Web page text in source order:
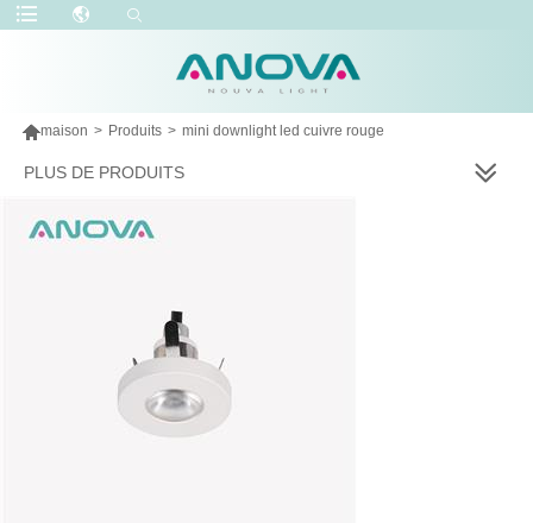
maison > Produits > mini downlight led cuivre rouge
PLUS DE PRODUITS